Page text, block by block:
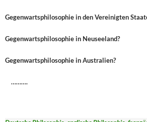
Gegenwartsphilosophie in den Vereinigten
Gegenwartsphilosophie in Neuseeland?
Gegenwartsphilosophie in Australien?
……….